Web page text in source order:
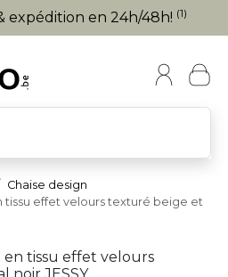
expédition en 24h/48h! (1)
Chaise design
tissu effet velours texturé beige et
en tissu effet velours